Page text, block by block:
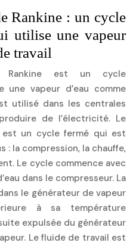
Rankine : un cycle
utilise une vapeur
travail
Rankine est un cycle
une vapeur d’eau comme
utilisé dans les centrales
de l’électricité. Le
est un cycle fermé qui est
: la compression, la chauffe,
Le cycle commence avec
dans le compresseur. La
le générateur de vapeur
à sa température
expulsée du générateur
Le fluide de travail est